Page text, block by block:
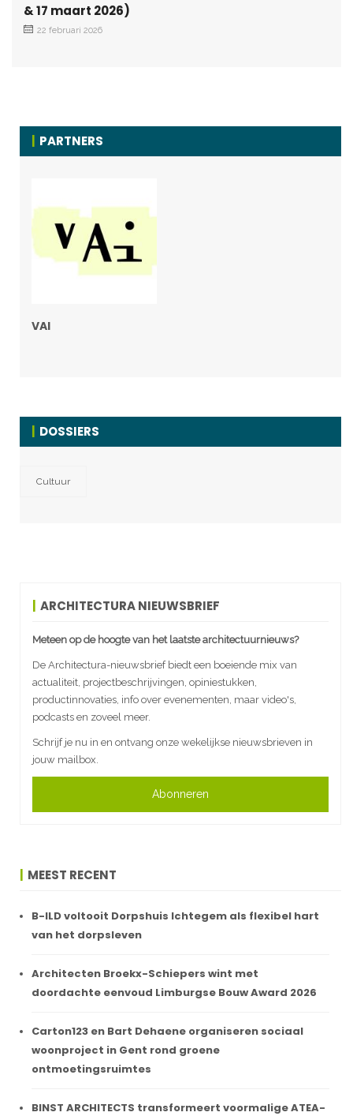
& 17 maart 2026)
22 februari 2026
PARTNERS
VAI
DOSSIERS
Cultuur
ARCHITECTURA NIEUWSBRIEF
Meteen op de hoogte van het laatste architectuurnieuws?
De Architectura-nieuwsbrief biedt een boeiende mix van
actualiteit, projectbeschrijvingen, opiniestukken,
productinnovaties, info over evenementen, maar video's,
podcasts en zoveel meer.
Schrijf je nu in en ontvang onze wekelijkse nieuwsbrieven in
jouw mailbox.
Abonneren
MEEST RECENT
B-ILD voltooit Dorpshuis Ichtegem als flexibel hart
van het dorpsleven
Architecten Broekx-Schiepers wint met
doordachte eenvoud Limburgse Bouw Award 2026
Carton123 en Bart Dehaene organiseren sociaal
woonproject in Gent rond groene
ontmoetingsruimtes
BINST ARCHITECTS transformeert voormalige ATEA-